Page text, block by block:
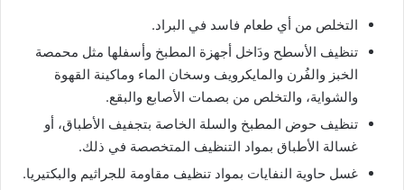
التخلص من أي طعام فاسد في البراد.
تنظيف الأسطح ودَاخل أجهزة المطبخ وأسفلها مثل محمصة
الخبز والفُرن والمايكرويف وسخان الماء وماكينة القهوة
والشواية، والتخلص من بصمات الأصابع والبقع.
تنظيف حوض المطبخ والسلة الخاصة بتجفيف الأطباق، أو
غسالة الأطباق بمواد التنظيف المتخصصة في ذلك.
غسل حاوية النفايات بمواد تنظيف مقاومة للجراثيم والبكتيريا.